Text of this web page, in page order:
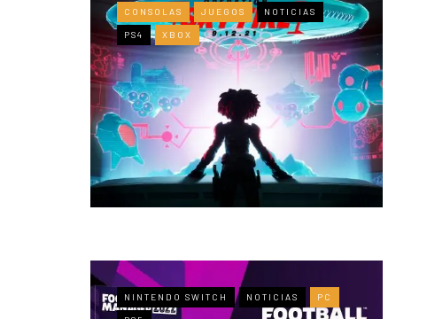
CONSOLAS JUEGOS NOTICIAS
PS4 XBOX
NINTENDO SWITCH NOTICIAS PC